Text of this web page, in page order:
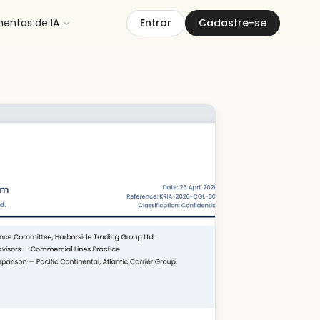
de IA Entrar Cadastre-se